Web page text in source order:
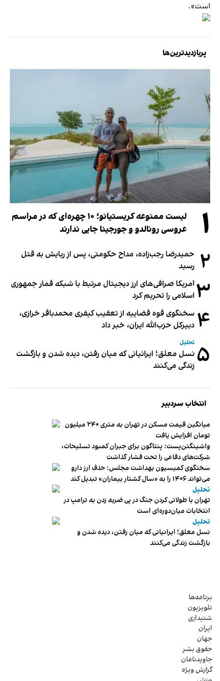
است».
پربازدیدترین‌ها
۱
لیست ممنوعه کریستیانو؛ ۱۰ چهره‌ای که در مراسم
عروسی رونالدو و جورجینا جایی ندارند
۲ حمیدرضا رجب‌زاده، مداح حکومتی، پس از ربایش به قتل
رسید
۳آمریکا صرافی‌های ارز دیجیتال مرتبط با شبکه قمار جمهوری
اسلامی را تحریم کرد
۴ سخنگوی قوه قضاییه از تعقیب کیفری محمدباقر خرازی،
دبیر‌کل حزب‌الله ایران، خبر داد
۵ تحلیل
نسل معلق؛ ایرانیانی که میان رفتن، دیده شدن و بازگشت
زندگی می‌کنند
انتخاب سردبیر
میانگین قیمت مسکن در تهران به متری ۲۴۰ میلیون
تومان افزایش یافت
واشینگتن‌پست: پنتاگون برای جبران کمبود تسلیحات،
شرکت‌های دفاعی را تحت فشار گذاشت
سخنگوی کمیسیون بهداشت مجلس: حذف ارز دارو
می‌تواند ۱۴۰۶ را به «سال کشتار بیماران» تبدیل کند
تحلیل
تهران با طولانی کردن جنگ در پی ضربه زدن به ترامپ در
انتخابات میان‌دوره‌ای است
تحلیل
نسل معلق؛ ایرانیانی که میان رفتن، دیده شدن و
بازگشت زندگی می‌کنند
برنامه‌ها
تلویزیون
شنیداری
ایران
جهان
حقوق بشر
جاویدنامان
گزارش ویژه